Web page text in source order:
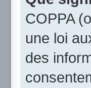
COPPA
une loi
des